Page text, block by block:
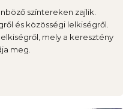
színtereken zajlik.
és közösségi lelkiségről.
mely a keresztény
meg.